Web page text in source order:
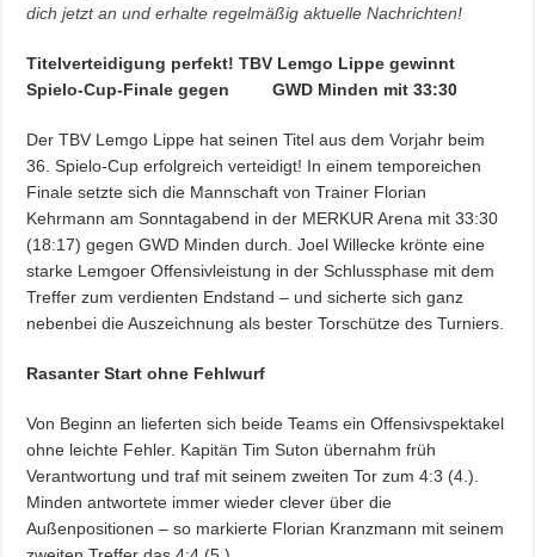
dich jetzt an und erhalte regelmäßig aktuelle Nachrichten!
Titelverteidigung perfekt! TBV Lemgo Lippe gewinnt
Spielo-Cup-Finale gegen GWD Minden mit 33:30
Der TBV Lemgo Lippe hat seinen Titel aus dem Vorjahr beim
36. Spielo-Cup erfolgreich verteidigt! In einem temporeichen
Finale setzte sich die Mannschaft von Trainer Florian
Kehrmann am Sonntagabend in der MERKUR Arena mit 33:30
(18:17) gegen GWD Minden durch. Joel Willecke krönte eine
starke Lemgoer Offensivleistung in der Schlussphase mit dem
Treffer zum verdienten Endstand – und sicherte sich ganz
nebenbei die Auszeichnung als bester Torschütze des Turniers.
Rasanter Start ohne Fehlwurf
Von Beginn an lieferten sich beide Teams ein Offensivspektakel
ohne leichte Fehler. Kapitän Tim Suton übernahm früh
Verantwortung und traf mit seinem zweiten Tor zum 4:3 (4.).
Minden antwortete immer wieder clever über die
Außenpositionen – so markierte Florian Kranzmann mit seinem